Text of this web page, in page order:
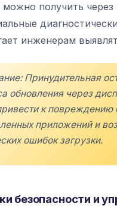
можно получить
инженерам
Принудительная
обновления через
к повреждению
приложений и
ошибок загрузки.
безопасности и